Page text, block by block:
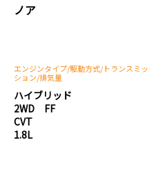
ノア
エンジンタイプ/駆動方式/トランスミッ
ション/排気量
ハイブリッド
2WD FF
CVT
1.8L